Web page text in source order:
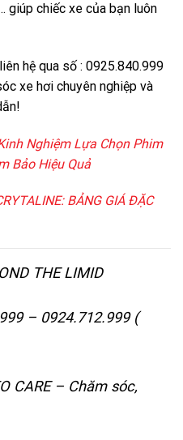
giúp chiếc xe của bạn luôn
hệ qua số : 0925.840.999
xe hơi chuyên nghiệp và
Nghiệm Lựa Chọn Phim
Bảo Hiệu Quả
BẢNG GIÁ ĐẶC
THE LIMID
– 0924.712.999(
CARE – Chăm sóc,